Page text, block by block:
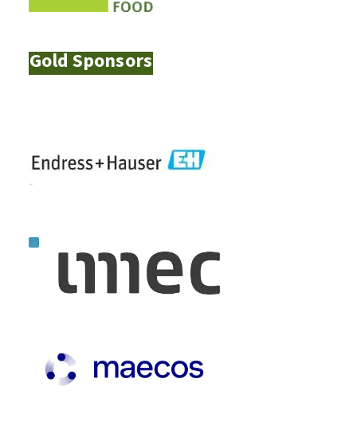
Gold Sponsors